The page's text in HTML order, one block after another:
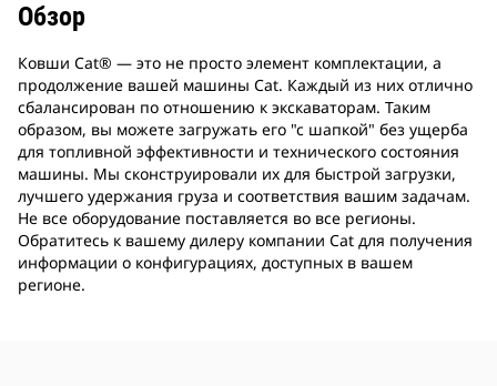
Обзор
Ковши Cat® ― это не просто элемент комплектации, а
продолжение вашей машины Cat. Каждый из них отлично
сбалансирован по отношению к экскаваторам. Таким
образом, вы можете загружать его "с шапкой" без ущерба
для топливной эффективности и технического состояния
машины. Мы сконструировали их для быстрой загрузки,
лучшего удержания груза и соответствия вашим задачам.
Не все оборудование поставляется во все регионы.
Обратитесь к вашему дилеру компании Cat для получения
информации о конфигурациях, доступных в вашем
регионе.